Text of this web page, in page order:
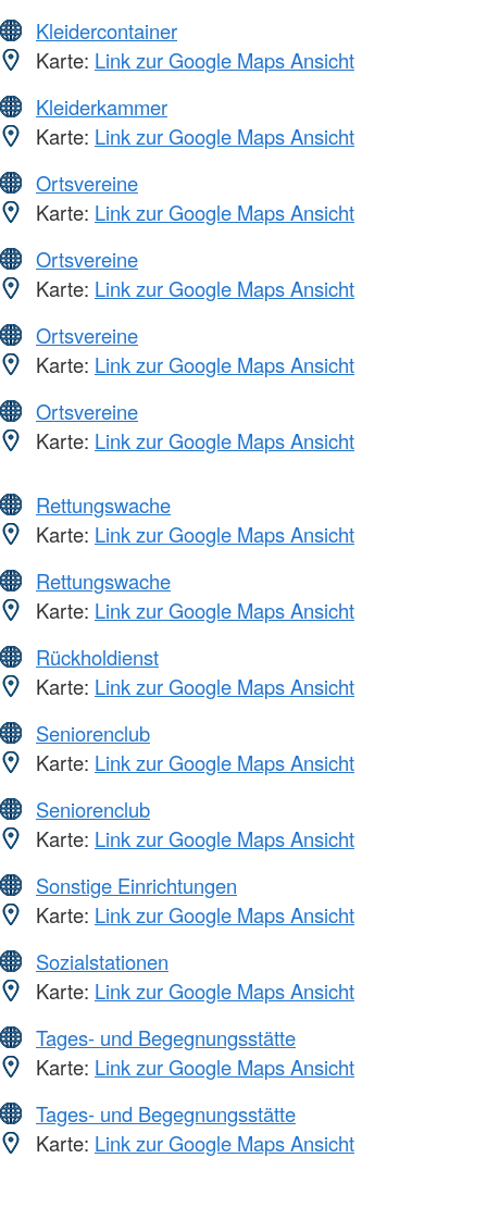
Kleidercontainer
Karte: Link zur Google Maps Ansicht
Kleiderkammer
Karte: Link zur Google Maps Ansicht
Ortsvereine
Karte: Link zur Google Maps Ansicht
Ortsvereine
Karte: Link zur Google Maps Ansicht
Ortsvereine
Karte: Link zur Google Maps Ansicht
Ortsvereine
Karte: Link zur Google Maps Ansicht
Rettungswache
Karte: Link zur Google Maps Ansicht
Rettungswache
Karte: Link zur Google Maps Ansicht
Rückholdienst
Karte: Link zur Google Maps Ansicht
Seniorenclub
Karte: Link zur Google Maps Ansicht
Seniorenclub
Karte: Link zur Google Maps Ansicht
Sonstige Einrichtungen
Karte: Link zur Google Maps Ansicht
Sozialstationen
Karte: Link zur Google Maps Ansicht
Tages- und Begegnungsstätte
Karte: Link zur Google Maps Ansicht
Tages- und Begegnungsstätte
Karte: Link zur Google Maps Ansicht